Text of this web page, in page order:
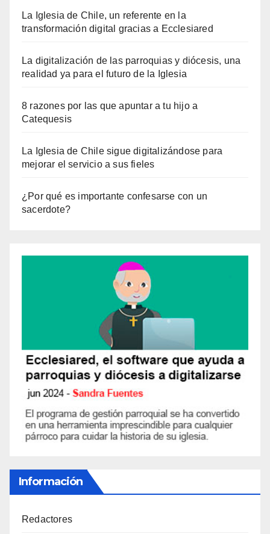
La Iglesia de Chile, un referente en la
transformación digital gracias a Ecclesiared
La digitalización de las parroquias y diócesis, una
realidad ya para el futuro de la Iglesia
8 razones por las que apuntar a tu hijo a
Catequesis
La Iglesia de Chile sigue digitalizándose para
mejorar el servicio a sus fieles
¿Por qué es importante confesarse con un
sacerdote?
Información
Redactores